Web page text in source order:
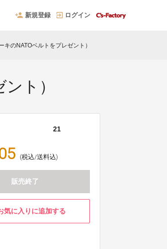
新規登録 ログイン
のNATOベルトをプレゼント）
ト）
21
(税込/送料込)
販売終了
気に入りに追加する